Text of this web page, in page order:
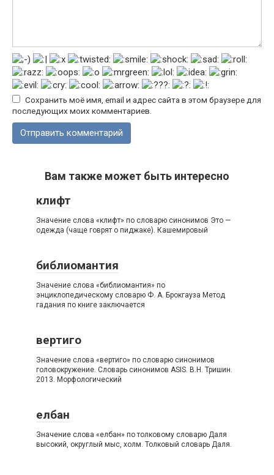
Сохранить моё имя, email и адрес сайта в этом браузере для
последующих моих комментариев.
Вам также может быть интересно
клифт
Значение слова «клифт» по словарю синонимов Это —
одежда (чаще говрят о пиджаке). Кашемировый
библиомантия
Значение слова «библиомантия» по
энциклопедическому словарю Ф. А. Брокгауза Метод
гадания по книге заключается
вертиго
Значение слова «вертиго» по словарю синонимов
головокружение. Словарь синонимов ASIS. В.Н. Тришин.
2013. Морфологический
елбан
Значение слова «елбан» по толковому словарю Даля
высокий, округлый мыс, холм. Толковый словарь Даля.